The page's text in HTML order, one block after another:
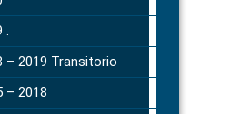
.
– 2019 Transitorio
– 2018